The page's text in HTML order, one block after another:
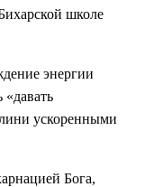
школе
энергии
ускоренными
Бога,